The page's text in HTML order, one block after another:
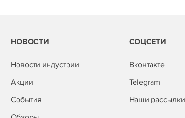
НОВОСТИ
Новости индустрии
Акции
События
СОЦСЕТИ
Вконтакте
Telegram
Наши рассылки